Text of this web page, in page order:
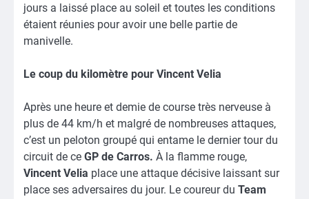
jours a laissé place au soleil et toutes les conditions
étaient réunies pour avoir une belle partie de
manivelle.
Le coup du kilomètre pour Vincent Velia
Après une heure et demie de course très nerveuse à
plus de 44 km/h et malgré de nombreuses attaques,
c’est un peloton groupé qui entame le dernier tour du
circuit de ce GP de Carros. À la flamme rouge,
Vincent Velia place une attaque décisive laissant sur
place ses adversaires du jour. Le coureur du Team